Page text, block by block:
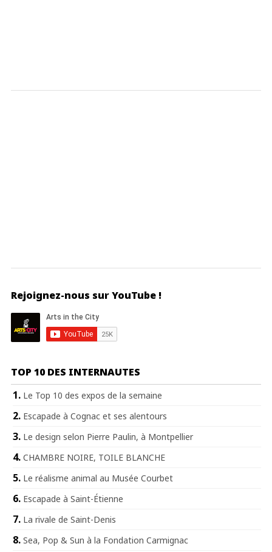
Rejoignez-nous sur YouTube !
TOP 10 DES INTERNAUTES
Le Top 10 des expos de la semaine
Escapade à Cognac et ses alentours
Le design selon Pierre Paulin, à Montpellier
CHAMBRE NOIRE, TOILE BLANCHE
Le réalisme animal au Musée Courbet
Escapade à Saint-Étienne
La rivale de Saint-Denis
Sea, Pop & Sun à la Fondation Carmignac